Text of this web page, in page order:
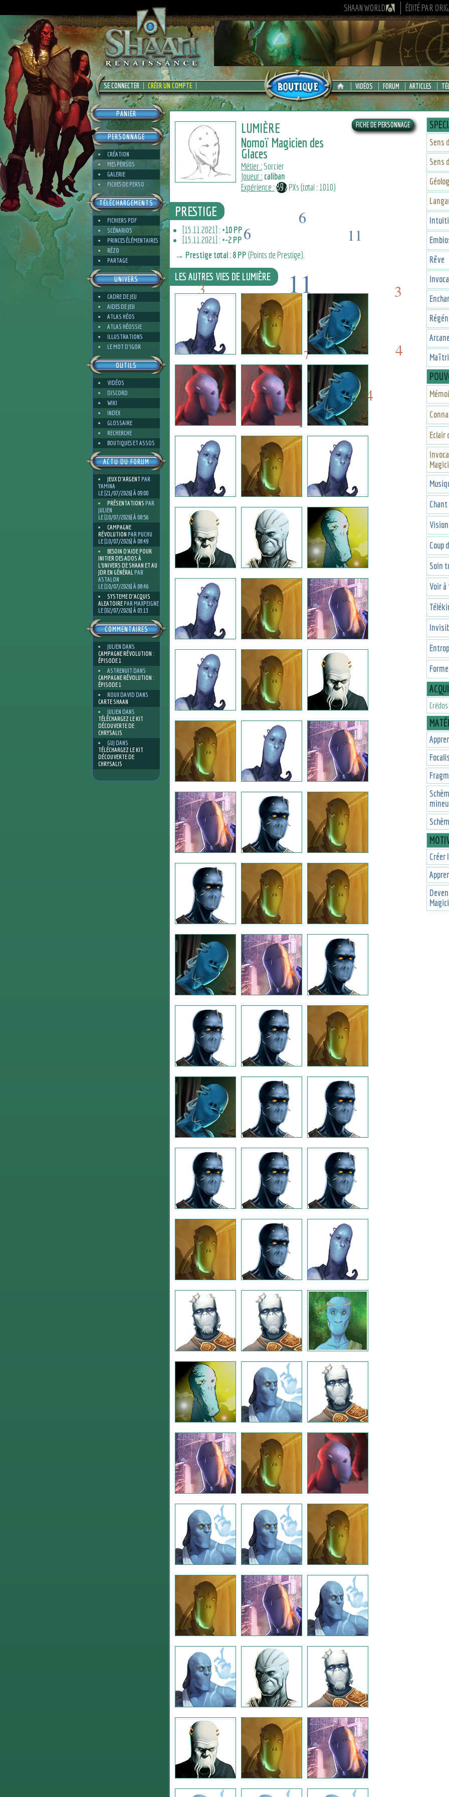
SHAAN WORLD ÉDITÉ PAR
SE CONNECTER CRÉER UN COMPTE VIDÉOS FORUM ARTICLES
PANIER
PERSONNAGE
CRÉATION
MES PERSOS
GALERIE
FICHES DE PERSO
TÉLÉCHARGEMENTS
FICHIERS PDF
SCÉNARIOS
PRINCES ÉLÉMENTAIRES
RÉZO
PARTAGE
UNIVERS
CADRE DE JEU
AIDES DE JEU
ATLAS HÉOS
ATLAS HÉOSSIE
ILLUSTRATIONS
LE MOT D'IGOR
OUTILS
VIDÉOS
DISCORD
WIKI
INDEX
GLOSSAIRE
RECHERCHE
BOUTIQUES ET ASSOS
ACTU DU FORUM
JEUX D'ARGENT PAR
YAMINA
LE [21/07/2026] À 09:00
PRÉSENTATIONS PAR
JULIEN
LE [10/07/2026] À 08:56
CAMPAGNE
RÉVOLUTION PAR PUCHU
LE [10/07/2026] À 08:49
BESOIN D’AIDE POUR
INITIER DES ADOS À
L’UNIVERS DE SHAAN ET AU
JDR EN GÉNÉRALPAR
ASTALON
LE [10/07/2026] À 08:46
SYSTEME D'ACQUIS
ALEATOIREPAR MAXPEIGNE
LE [02/07/2026] À 03:13
COMMENTAIRES
JULIEN DANS
CAMPAGNE RÉVOLUTION :
ÉPISODE 1
ASTRENUIT DANS
CAMPAGNE RÉVOLUTION :
ÉPISODE 1
ROUX DAVID DANS
CARTE SHAAN
JULIEN DANS
TÉLÉCHARGEZ LE KIT
DÉCOUVERTE DE
CHRYSALIS
GUJ DANS
TÉLÉCHARGEZ LE KIT
DÉCOUVERTE DE
CHRYSALIS
Sens
Sens
Rêve
Eclair
Coup
Soin
Voir
Crédos
LUMIÈRE
Nomoï Magicien des
Glaces
Métier : Sorcier
Joueur : caliban
Expérience :897PXs (total : 1010)
7
17
11 7
11
5
1
3
8
3
6
6
11
3
4
4
PRESTIGE
[15.11.2021] : +10 PP
[15.11.2021] : +-2 PP
→ Prestige total : 8 PP (Points de Prestige).
LES AUTRES VIES DE LUMIÈRE